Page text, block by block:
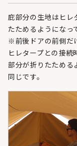
庇部分の生地はヒレ
たためるようになっ
※前後ドアの前側だ
ヒレタープとの接
部分が折りたためる
同じです。